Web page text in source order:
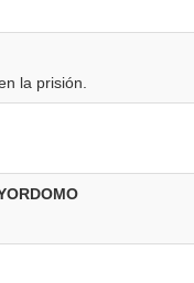
la prisión.